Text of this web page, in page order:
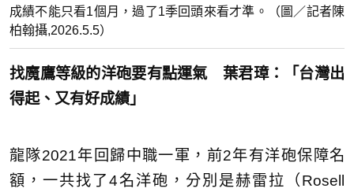
成績不能只看1個月，過了1季回頭來看才準。（圖／記者陳
柏翰攝,2026.5.5）
找魔鷹等級的洋砲要有點運氣 葉君璋：「台灣出
得起、又有好成績」
龍隊2021年回歸中職一軍，前2年有洋砲保障名
額，一共找了4名洋砲，分別是赫雷拉（Rosell